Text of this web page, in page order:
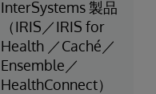
InterSystems 製品
（IRIS／IRIS for
Health ／Caché／
Ensemble／
HealthConnect）